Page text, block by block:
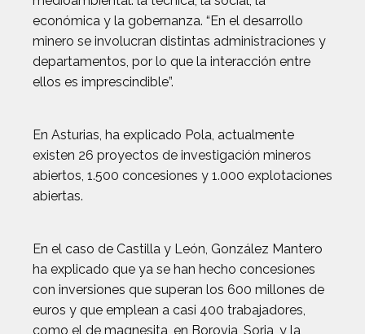
económica y la gobernanza. “En el desarrollo
minero se involucran distintas administraciones y
departamentos, por lo que la interacción entre
ellos es imprescindible”.
En Asturias, ha explicado Pola, actualmente
existen 26 proyectos de investigación mineros
abiertos, 1.500 concesiones y 1.000 explotaciones
abiertas.
En el caso de Castilla y León, González Mantero
ha explicado que ya se han hecho concesiones
con inversiones que superan los 600 millones de
euros y que emplean a casi 400 trabajadores,
como el de magnesita, en Borovia, Soria, y la